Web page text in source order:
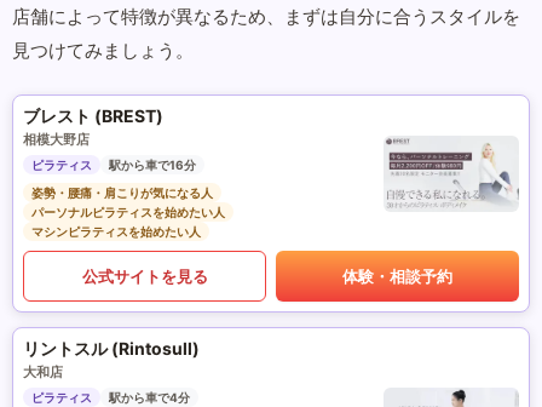
店舗によって特徴が異なるため、まずは自分に合うスタイルを
見つけてみましょう。
ブレスト (BREST)
相模大野店
ピラティス
駅から車で16分
姿勢・腰痛・肩こりが気になる人
パーソナルピラティスを始めたい人
マシンピラティスを始めたい人
公式サイトを見る 体験・相談予約
リントスル (Rintosull)
大和店
ピラティス
駅から車で4分